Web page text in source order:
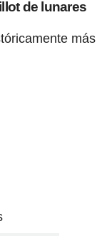
de lunares
más